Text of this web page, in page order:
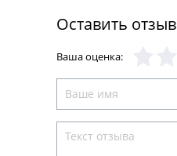
Оставить отзыв
Ваша оценка: